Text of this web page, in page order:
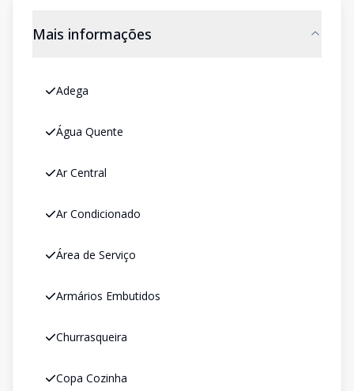
Mais informações
Adega
Água Quente
Ar Central
Ar Condicionado
Área de Serviço
Armários Embutidos
Churrasqueira
Copa Cozinha